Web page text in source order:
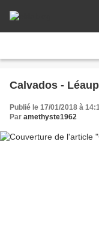
Calvados -
Publié le 17/01/2018 à
Par amethyste1962